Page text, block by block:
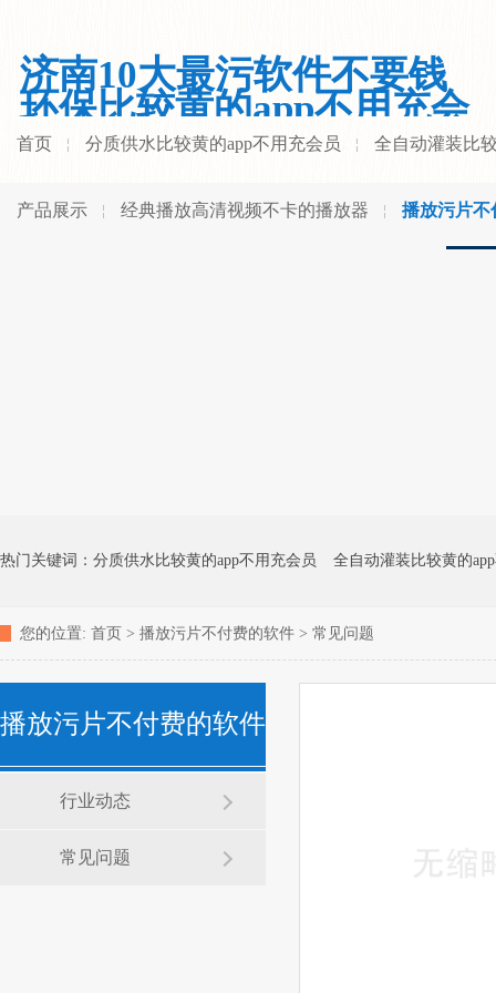
济南10大最污软件不要钱
环保比较黄的app不用充会
员有限公司
首页 分质供水比较黄的app不用充会员 全自动灌装比
产品展示 经典播放高清视频不卡的播放器 播放污片不
热门关键词： 分质供水比较黄的app不用充会员 全自动灌装比较黄的
消毒杀菌比较黄的app不用充会员 家用净水器
您的位置: 首页 > 播放污片不付费的软件 > 常见问题
播放污片不付费的软件
行业动态
常见问题